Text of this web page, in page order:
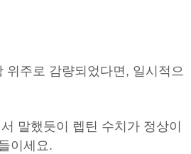
위주로 감량되었다면, 일시적으
말했듯이 렙틴 수치가 정상이
이세요.